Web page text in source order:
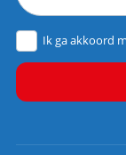
Ik ga akkoord